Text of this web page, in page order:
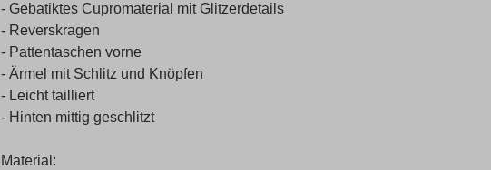
- Gebatiktes Cupromaterial mit Glitzerdetails
- Reverskragen
- Pattentaschen vorne
- Ärmel mit Schlitz und Knöpfen
- Leicht tailliert
- Hinten mittig geschlitzt
Material: